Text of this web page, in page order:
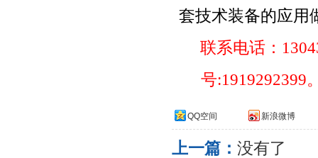
套技术装备的应用
联系电话：
号:1919292399
QQ空间 新浪微博
上一篇： 没有了